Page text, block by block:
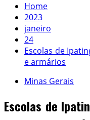
Home
2023
janeiro
24
Escolas de
e armários
Minas Gerais
Escolas de